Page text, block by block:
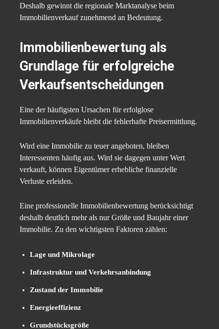
Deshalb gewinnt die regionale Marktanalyse beim
Immobilienverkauf zunehmend an Bedeutung.
Immobilienbewertung als
Grundlage für erfolgreiche
Verkaufsentscheidungen
Eine der häufigsten Ursachen für erfolglose
Immobilienverkäufe bleibt die fehlerhafte Preisermittlung.
Wird eine Immobilie zu teuer angeboten, bleiben
Interessenten häufig aus. Wird sie dagegen unter Wert
verkauft, können Eigentümer erhebliche finanzielle
Verluste erleiden.
Eine professionelle Immobilienbewertung berücksichtigt
deshalb deutlich mehr als nur Größe und Baujahr einer
Immobilie. Zu den wichtigsten Faktoren zählen:
Lage und Mikrolage
Infrastruktur und Verkehrsanbindung
Zustand der Immobilie
Energieeffizienz
Grundstücksgröße